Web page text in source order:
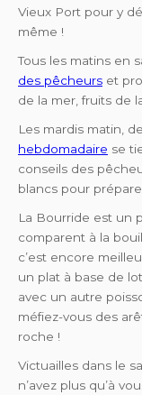
Vieux Port pour y
même !
Tous les matins en
des pêcheurs et
de la mer, fruits de
Les mardis matin,
hebdomadaire se
conseils des
blancs pour
La Bourride est un
comparent à la
c’est encore
un plat à base de
avec un autre
méfiez-vous des
roche !
Victuailles dans le
n’avez plus qu’à